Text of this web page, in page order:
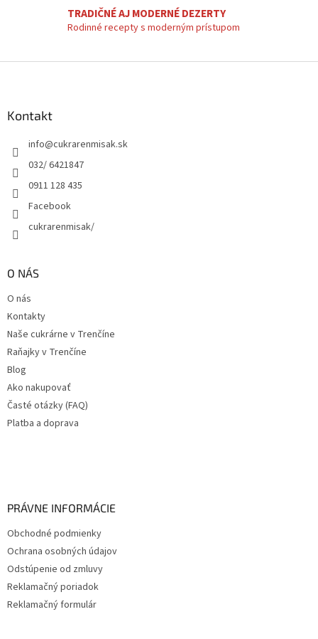
TRADIČNÉ AJ MODERNÉ DEZERTY
Rodinné recepty s moderným prístupom
Kontakt
info@cukrarenmisak.sk
032/ 6421847
0911 128 435
Facebook
cukrarenmisak/
O NÁS
O nás
Kontakty
Naše cukrárne v Trenčíne
Raňajky v Trenčíne
Blog
Ako nakupovať
Časté otázky (FAQ)
Platba a doprava
PRÁVNE INFORMÁCIE
Obchodné podmienky
Ochrana osobných údajov
Odstúpenie od zmluvy
Reklamačný poriadok
Reklamačný formulár